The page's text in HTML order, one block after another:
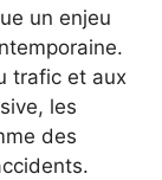
un enjeu
trafic et aux
les
des